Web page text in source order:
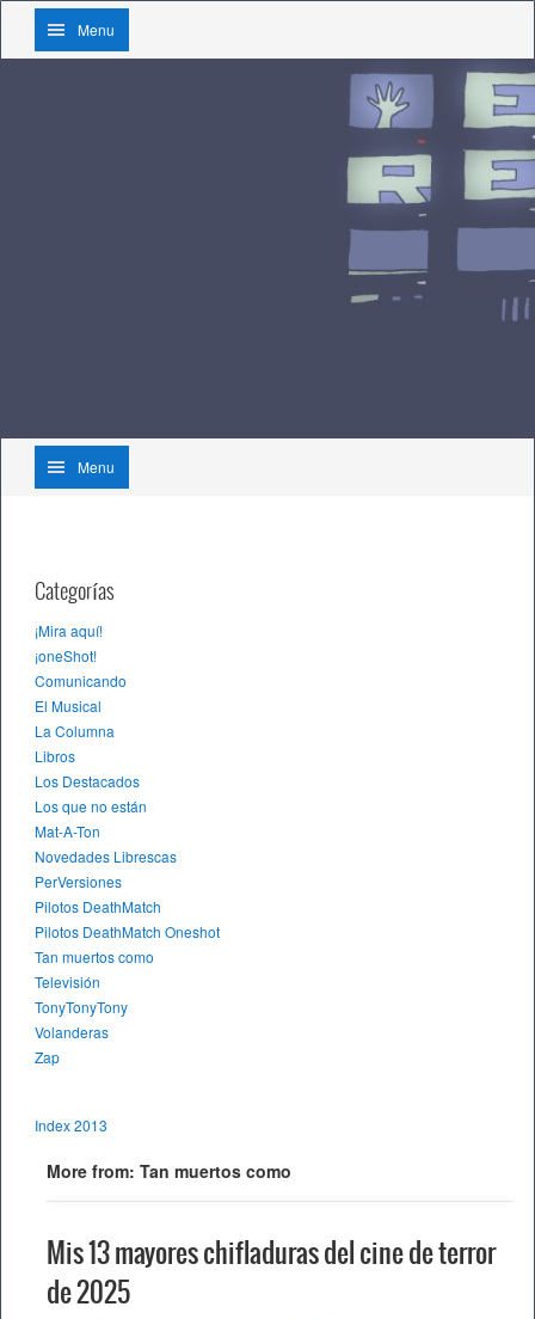
Menu
Menu
Categorías
¡Mira aquí!
¡oneShot!
Comunicando
El Musical
La Columna
Libros
Los Destacados
Los que no están
Mat-A-Ton
Novedades Librescas
PerVersiones
Pilotos DeathMatch
Pilotos DeathMatch Oneshot
Tan muertos como
Televisión
TonyTonyTony
Volanderas
Zap
Index 2013
More from: Tan muertos como
Mis 13 mayores chifladuras del cine de terror
de 2025